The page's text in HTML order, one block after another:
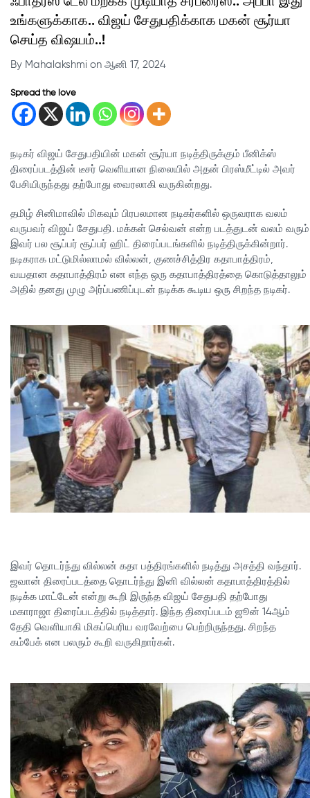
உங்களுக்காக.. விஜய் சேதுபதிக்காக மகன் சூர்யா
செய்த விஷயம்..!
By Mahalakshmi on ஆனி 17, 2024
Spread the love
நடிகர் விஜய் சேதுபதியின் மகன் சூர்யா நடித்திருக்கும் பீனிக்ஸ்
திரைப்படத்தின் டீசர் வெளியான நிலையில் அதன் பிரஸ்மீட்டில் அவர்
பேசியிருந்தது தற்போது வைரலாகி வருகின்றது.
தமிழ் சினிமாவில் மிகவும் பிரபலமான நடிகர்களில் ஒருவராக வலம்
வருபவர் விஜய் சேதுபதி. மக்கள் செல்வன் என்ற படத்துடன் வலம் வரும்
இவர் பல சூப்பர் சூப்பர் ஹிட் திரைப்படங்களில் நடித்திருக்கின்றார்.
நடிகராக மட்டுமில்லாமல் வில்லன், குணச்சித்திர கதாபாத்திரம்,
வயதான கதாபாத்திரம் என எந்த ஒரு கதாபாத்திரத்தை கொடுத்தாலும்
அதில் தனது முழு அர்ப்பணிப்புடன் நடிக்க கூடிய ஒரு சிறந்த நடிகர்.
இவர் தொடர்ந்து வில்லன் கதா பத்திரங்களில் நடித்து அசத்தி வந்தார்.
ஜவான் திரைப்படத்தை தொடர்ந்து இனி வில்லன் கதாபாத்திரத்தில்
நடிக்க மாட்டேன் என்று கூறி இருந்த விஜய் சேதுபதி தற்போது
மகாராஜா திரைப்படத்தில் நடித்தார். இந்த திரைப்படம் ஜூன் 14ஆம்
தேதி வெளியாகி மிகப்பெரிய வரவேற்பை பெற்றிருந்தது. சிறந்த
கம்பேக் என பலரும் கூறி வருகிறார்கள்.